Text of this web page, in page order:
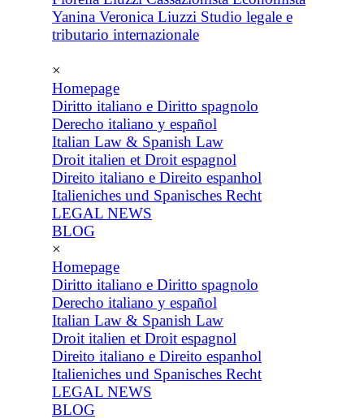
×
Homepage
Diritto italiano e Diritto spagnolo
Derecho italiano y español
Italian Law & Spanish Law
Droit italien et Droit espagnol
Direito italiano e Direito espanhol
Italieniches und Spanisches Recht
LEGAL NEWS
BLOG
×
Homepage
Diritto italiano e Diritto spagnolo
Derecho italiano y español
Italian Law & Spanish Law
Droit italien et Droit espagnol
Direito italiano e Direito espanhol
Italieniches und Spanisches Recht
LEGAL NEWS
BLOG